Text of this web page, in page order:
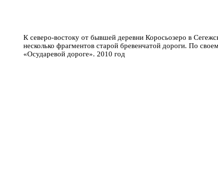
К северо-востоку от бывшей деревни Коросьозеро в
несколько фрагментов старой бревенчатой дороги. По
«Осударевой дороге». 2010 год